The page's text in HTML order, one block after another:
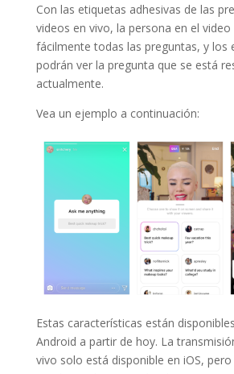
Con las etiquetas adhesivas de las
videos en vivo, la persona en el video
fácilmente todas las preguntas, y los
podrán ver la pregunta que se está
actualmente.
Vea un ejemplo a continuación:
Estas características están
Android a partir de hoy. La
vivo solo está disponible en iOS,